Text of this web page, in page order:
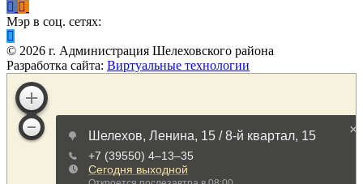
Мэр в соц. сетях:
© 2026 г. Администрация Шелеховского района
Разработка сайта: Виртуальные технологии